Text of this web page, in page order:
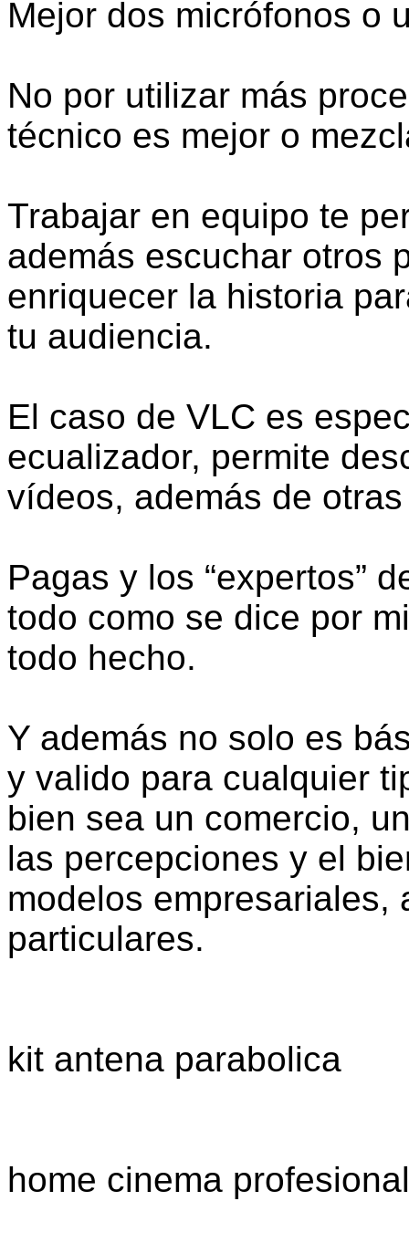
Mejor dos micrófonos o
No por utilizar más
técnico es mejor o
Trabajar en equipo te
además escuchar otros
enriquecer la historia
tu audiencia.
El caso de VLC es
ecualizador, permite
vídeos, además de
Pagas y los “expertos”
todo como se dice por
todo hecho.
Y además no solo es
y valido para cualquier
bien sea un comercio,
las percepciones y el
modelos empresariales,
particulares.
kit antena parabolica
home cinema profesional